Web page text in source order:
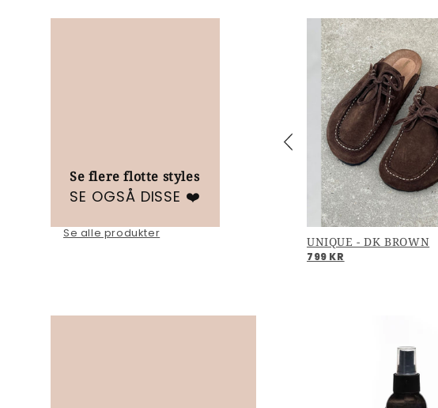
Se flere flotte styles
SE OGSÅ DISSE ❤️
Se alle produkter
UNIQUE - DK BROWN
799 KR
FREAK OUT - Light rose